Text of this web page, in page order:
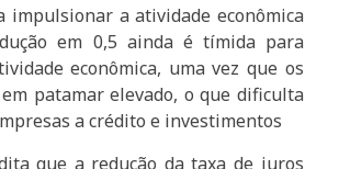
impulsionar a atividade econômica
em 0,5 ainda é tímida para
econômica, uma vez que os
patamar elevado, o que dificulta
a crédito e investimentos
que a redução da taxa de juros